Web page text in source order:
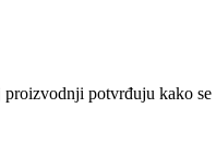
potvrđuju kako se